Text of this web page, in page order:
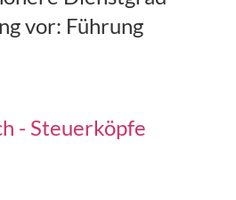
vor: Führung
- Steuerköpfe